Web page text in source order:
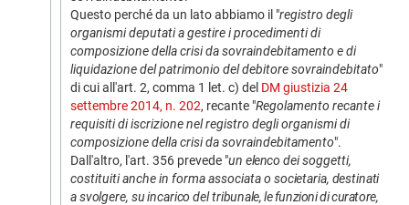
Questo perché da un lato abbiamo il "registro degli
organismi deputati a gestire i procedimenti di
composizione della crisi da sovraindebitamento e di
liquidazione del patrimonio del debitore sovraindebitato"
di cui all'art. 2, comma 1 let. c) del DM giustizia 24
settembre 2014, n. 202, recante "Regolamento recante i
requisiti di iscrizione nel registro degli organismi di
composizione della crisi da sovraindebitamento".
Dall'altro, l'art. 356 prevede "un elenco dei soggetti,
costituiti anche in forma associata o societaria, destinati
asvolgere, suincarico deltribunale, le funzioni di curatore,